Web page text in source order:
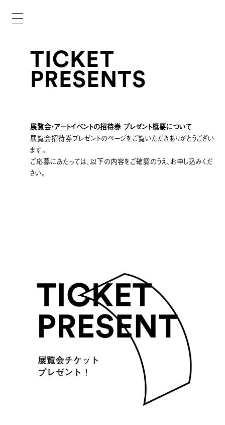
TICKET
PRESENTS
展覧会・アートイベントの招待券 プレゼント概要について
展覧会招待券プレゼントのページをご覧いただきありがとうござい
ます。
ご応募にあたっては、以下の内容をご確認のうえ、お申し込みくだ
さい。